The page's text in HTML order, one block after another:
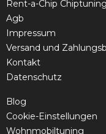
Rent-a-Chip
Agb
Impressum
Versand und
Kontakt
Datenschutz
Blog
Cookie-Einstellungen
Wohnmobiltuning